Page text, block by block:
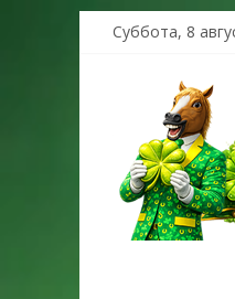
Суббота, 8